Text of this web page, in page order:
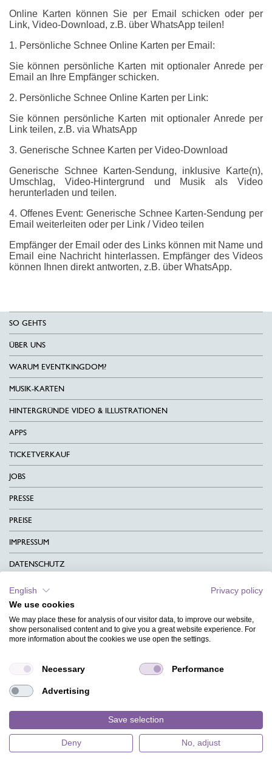
Online Karten können Sie per Email schicken oder per
Link, Video-Download, z.B. über WhatsApp teilen!
1. Persönliche Schnee Online Karten per Email:
Sie können persönliche Karten mit optionaler Anrede per
Email an Ihre Empfänger schicken.
2. Persönliche Schnee Online Karten per Link:
Sie können persönliche Karten mit optionaler Anrede per
Link teilen, z.B. via WhatsApp
3. Generische Schnee Karten per Video-Download
Generische Schnee Karten-Sendung, inklusive Karte(n),
Umschlag, Video-Hintergrund und Musik als Video
herunterladen und teilen.
4. Offenes Event: Generische Schnee Karten-Sendung per
Email weiterleiten oder per Link / Video teilen
Empfänger der Email oder des Links können mit Name und
Email eine Nachricht hinterlassen. Empfänger des Videos
können Ihnen direkt antworten, z.B. über WhatsApp.
SO GEHTS
ÜBER UNS
WARUM EVENTKINGDOM?
MUSIK-KARTEN
HINTERGRÜNDE VIDEO & ILLUSTRATIONEN
APPS
TICKETVERKAUF
JOBS
PRESSE
PREISE
IMPRESSUM
DATENSCHUTZ
KONTAKT
AGB
CHARITY
MAGAZIN
HILFE
English
Privacy policy
We use cookies
We may place these for analysis of our visitor data, to improve our website,
show personalised content and to give you a great website experience. For
more information about the cookies we use open the settings.
Necessary Performance
Advertising
Save selection
Deny No, adjust